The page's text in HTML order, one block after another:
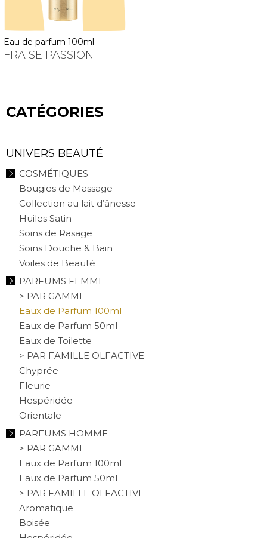
eau de parfum 100ml
FRAISE PASSION
CATÉGORIES
UNIVERS BEAUTÉ
COSMÉTIQUES
Bougies de Massage
Collection au lait d’ânesse
Huiles Satin
Soins de Rasage
Soins Douche & Bain
Voiles de Beauté
PARFUMS FEMME
> PAR GAMME
Eaux de Parfum 100ml
Eaux de Parfum 50ml
Eaux de Toilette
> PAR FAMILLE OLFACTIVE
Chyprée
Fleurie
Hespéridée
Orientale
PARFUMS HOMME
> PAR GAMME
Eaux de Parfum 100ml
Eaux de Parfum 50ml
> PAR FAMILLE OLFACTIVE
Aromatique
Boisée